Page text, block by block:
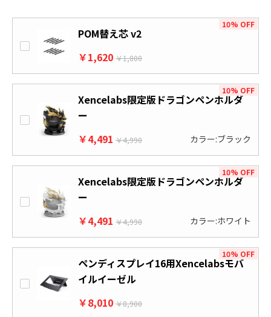
10% OFF
POM替え芯 v2
￥1,620 ￥1,800
10% OFF
Xencelabs限定版ドラゴンペンホルダ
ー
￥4,491 ￥4,990 カラー:ブラック
10% OFF
Xencelabs限定版ドラゴンペンホルダ
ー
￥4,491 ￥4,990 カラー:ホワイト
10% OFF
ペンディスプレイ16用Xencelabsモバ
イルイーゼル
￥8,010 ￥8,900